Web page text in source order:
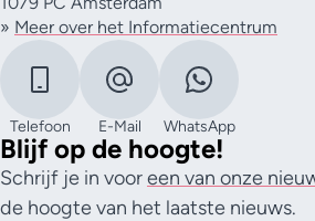
» Meer over het Informatiecentrum
Telefoon E-Mail WhatsApp
Blijf op de hoogte!
Schrijf je in vooreen van onze
de hoogte van het laatste nieuws.